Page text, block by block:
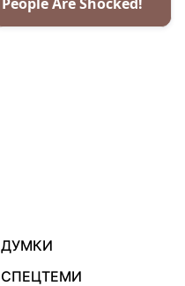
ДУМКИ
СПЕЦТЕМИ